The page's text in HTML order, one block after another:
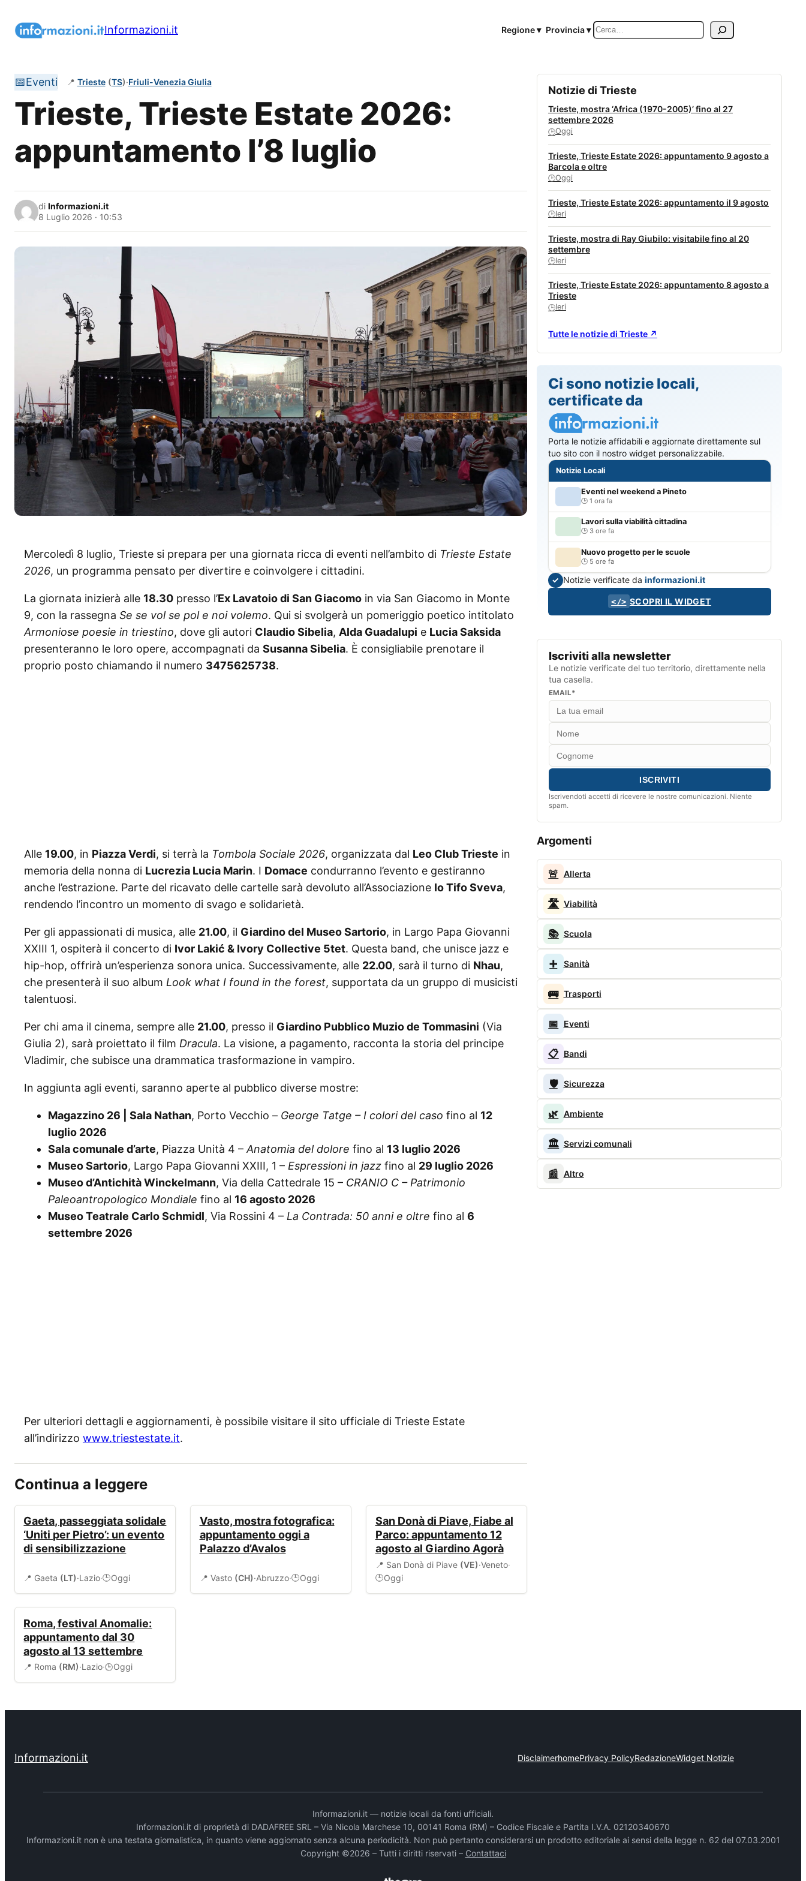
Informazioni.it Regione ▾ Provincia ▾ Cerca
📅Eventi 📍 Trieste (TS)·Friuli-Venezia Giulia
Trieste, Trieste Estate 2026:
appuntamento l’8 luglio
di Informazioni.it
8 Luglio 2026 · 10:53
Mercoledì 8 luglio, Trieste si prepara per una giornata ricca di eventi nell’ambito di Trieste Estate
2026, un programma pensato per divertire e coinvolgere i cittadini.
La giornata inizierà alle 18.30 presso l’Ex Lavatoio di San Giacomo in via San Giacomo in Monte
9, con la rassegna Se se vol se pol e noi volemo. Qui si svolgerà un pomeriggio poetico intitolato
Armoniose poesie in triestino, dove gli autori Claudio Sibelia, Alda Guadalupi e Lucia Saksida
presenteranno le loro opere, accompagnati da Susanna Sibelia. È consigliabile prenotare il
proprio posto chiamando il numero 3475625738.
Alle 19.00, in Piazza Verdi, si terrà la Tombola Sociale 2026, organizzata dal Leo Club Trieste in
memoria della nonna di Lucrezia Lucia Marin. I Domace condurranno l’evento e gestiranno
anche l’estrazione. Parte del ricavato delle cartelle sarà devoluto all’Associazione Io Tifo Sveva,
rendendo l’incontro un momento di svago e solidarietà.
Per gli appassionati di musica, alle 21.00, il Giardino del Museo Sartorio, in Largo Papa Giovanni
XXIII 1, ospiterà il concerto di Ivor Lakić & Ivory Collective 5tet. Questa band, che unisce jazz e
hip-hop, offrirà un’esperienza sonora unica. Successivamente, alle 22.00, sarà il turno di Nhau,
che presenterà il suo album Look what I found in the forest, supportata da un gruppo di musicisti
talentuosi.
Per chi ama il cinema, sempre alle 21.00, presso il Giardino Pubblico Muzio de Tommasini (Via
Giulia 2), sarà proiettato il film Dracula. La visione, a pagamento, racconta la storia del principe
Vladimir, che subisce una drammatica trasformazione in vampiro.
In aggiunta agli eventi, saranno aperte al pubblico diverse mostre:
Magazzino 26 | Sala Nathan, Porto Vecchio – George Tatge – I colori del caso fino al 12
luglio 2026
Sala comunale d’arte, Piazza Unità 4 –Anatomia del dolore fino al 13 luglio 2026
Museo Sartorio, Largo Papa Giovanni XXIII, 1 – Espressioni in jazz fino al 29 luglio 2026
Museo d’Antichità Winckelmann, Via della Cattedrale 15 – CRANIO C – Patrimonio
Paleoantropologico Mondiale fino al 16 agosto 2026
Museo Teatrale Carlo Schmidl, Via Rossini 4 – La Contrada: 50 anni e oltre fino al 6
settembre 2026
Per ulteriori dettagli e aggiornamenti, è possibile visitare il sito ufficiale di Trieste Estate
all’indirizzo www.triestestate.it.
Continua a leggere
Gaeta, passeggiata solidale
‘Uniti per Pietro’: un evento
di sensibilizzazione
📍 Gaeta (LT)·Lazio·🕒Oggi
Vasto, mostra fotografica:
appuntamento oggi a
Palazzo d’Avalos
📍 Vasto (CH)·Abruzzo·🕒Oggi
San Donà di Piave, Fiabe al
Parco: appuntamento 12
agosto al Giardino Agorà
📍 San Donà di Piave (VE)·Veneto·
🕒Oggi
Roma, festival Anomalie:
appuntamento dal 30
agosto al 13 settembre
📍 Roma (RM)·Lazio·🕒Oggi
Notizie di Trieste
Trieste, mostra ‘Africa (1970-2005)’ fino al 27
settembre 2026
🕒Oggi
Trieste, Trieste Estate 2026: appuntamento 9 agosto a
Barcola e oltre
🕒Oggi
Trieste, Trieste Estate 2026: appuntamento il 9 agosto
🕒Ieri
Trieste, mostra di Ray Giubilo: visitabile fino al 20
settembre
🕒Ieri
Trieste, Trieste Estate 2026: appuntamento 8 agosto a
Trieste
🕒Ieri
Tutte le notizie di Trieste ↗
Ci sono notizie locali,
certificate da
Porta le notizie affidabili e aggiornate direttamente sul
tuo sito con il nostro widget personalizzabile.
Notizie Locali
Eventi nel weekend a Pineto
1 ora fa
Lavori sulla viabilità cittadina
3 ore fa
Nuovo progetto per le scuole
5 ore fa
✓ Notizie verificate da informazioni.it
</> SCOPRI IL WIDGET
Iscriviti alla newsletter
Le notizie verificate del tuo territorio, direttamente nella
tua casella.
EMAIL*
Iscrivendoti accetti di ricevere le nostre comunicazioni. Niente
spam.
Argomenti
🚨 Allerta
🛣️ Viabilità
📚 Scuola
➕ Sanità
🚌 Trasporti
📅 Eventi
📋 Bandi
🛡️ Sicurezza
🌿 Ambiente
🏛️ Servizi comunali
📰 Altro
Informazioni.it DisclaimerhomePrivacy PolicyRedazioneWidget Notizie
Informazioni.it — notizie locali da fonti ufficiali.
Informazioni.it di proprietà di DADAFREE SRL – Via Nicola Marchese 10, 00141 Roma (RM) – Codice Fiscale e Partita I.V.A. 02120340670
Informazioni.it non è una testata giornalistica, in quanto viene aggiornato senza alcuna periodicità. Non può pertanto considerarsi un prodotto editoriale ai sensi della legge n. 62 del 07.03.2001
Copyright ©2026 – Tutti i diritti riservati – Contattaci